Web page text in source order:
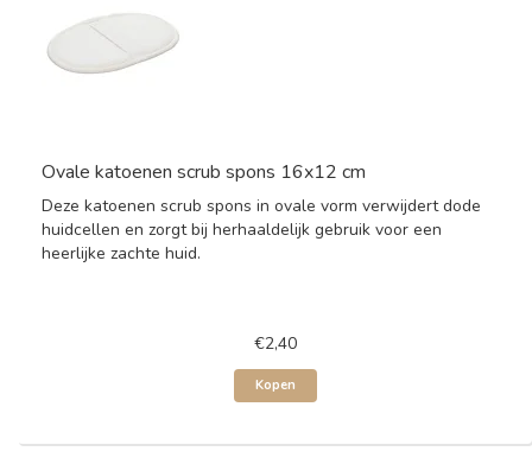
Ovale katoenen scrub spons 16x12 cm
Deze katoenen scrub spons in ovale vorm verwijdert dode
huidcellen en zorgt bij herhaaldelijk gebruik voor een
heerlijke zachte huid.
€2,40
Kopen